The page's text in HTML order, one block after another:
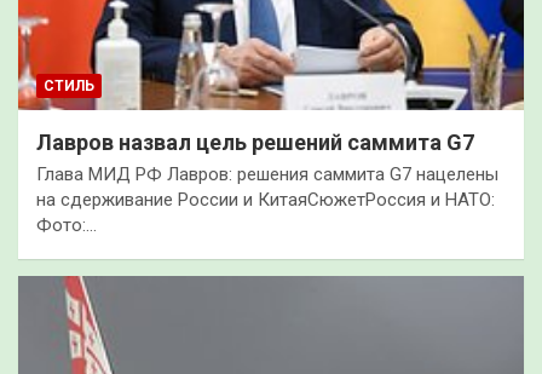
СТИЛЬ
Лавров назвал цель решений саммита G7
Глава МИД РФ Лавров: решения саммита G7 нацелены
на сдерживание России и КитаяСюжетРоссия и НАТО:
Фото:…